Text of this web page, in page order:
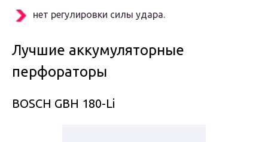
нет регулировки силы удара.
Лучшие аккумуляторные
перфораторы
BOSCH GBH 180-Li